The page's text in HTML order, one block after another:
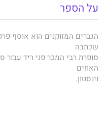
על הספר
הגברים המזוקנים הוא אוסף
שכתבה
סופרת רבי המכר פני ריד
האחים
וינסטון.
זו אסופה של פרקים שרואים